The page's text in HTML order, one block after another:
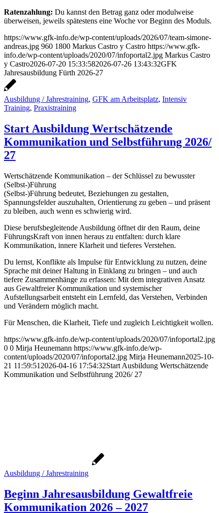
Ratenzahlung: Du kannst den Betrag ganz oder modulweise
überweisen, jeweils spätestens eine Woche vor Beginn des Moduls.
https://www.gfk-info.de/wp-content/uploads/2026/07/team-simone-
andreas.jpg 960 1800 Markus Castro y Castro https://www.gfk-
info.de/wp-content/uploads/2020/07/infoportal2.jpg Markus Castro
y Castro2026-07-20 15:33:582026-07-26 13:43:32GFK
Jahresausbildung Fürth 2026-27
Ausbildung / Jahrestraining, GFK am Arbeitsplatz, Intensiv
Training, Praxistraining
Start Ausbildung Wertschätzende
Kommunikation und Selbstführung 2026/
27
Wertschätzende Kommunikation – der Schlüssel zu bewusster
(Selbst-)Führung
(Selbst-)Führung bedeutet, Beziehungen zu gestalten,
Spannungsfelder auszuhalten, Orientierung zu geben – und präsent
zu bleiben, auch wenn es schwierig wird.
Diese berufsbegleitende Ausbildung öffnet dir den Raum, deine
FührungsKraft von innen heraus zu entfalten: durch klare
Kommunikation, innere Klarheit und tieferes Verstehen.
Du lernst, Konflikte als Impulse für Entwicklung zu nutzen, deine
Sprache mit deiner Haltung in Einklang zu bringen – und auch
tiefere Zusammenhänge zu erfassen: Mit dem integrativen Ansatz
aus Gewaltfreier Kommunikation und systemischer
Aufstellungsarbeit entsteht ein Lernfeld, das Verstehen, Verbinden
und Verändern möglich macht.
Für Menschen, die Klarheit, Tiefe und zugleich Leichtigkeit wollen.
https://www.gfk-info.de/wp-content/uploads/2020/07/infoportal2.jpg
0 0 Mirja Heunemann https://www.gfk-info.de/wp-
content/uploads/2020/07/infoportal2.jpg Mirja Heunemann2025-10-
21 11:59:51 2026-04-16 17:54:32Start Ausbildung Wertschätzende
Kommunikation und Selbstführung 2026/ 27
Ausbildung / Jahrestraining
Beginn Jahresausbildung Gewaltfreie
Kommunikation 2026 – 2027